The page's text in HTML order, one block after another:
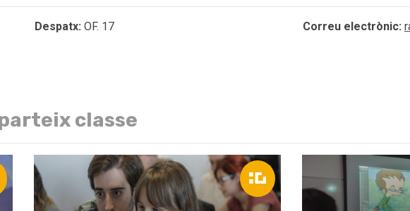
Despatx: OF. 17 Correu electrònic:
classe